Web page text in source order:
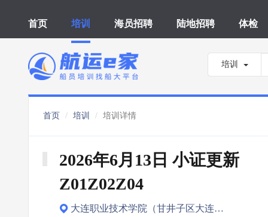
首页 培训 海员招聘 陆地招聘 体检
培训
首页 培训 培训详情
2026年6月13日 小证更新
Z01Z02Z04
大连职业技术学院（甘井子区大连北站）